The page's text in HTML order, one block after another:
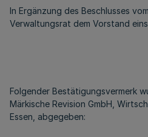
In Ergänzung des Beschlusses
Verwaltungsrat dem Vorstand
Folgender Bestätigungsvermerk
Märkische Revision GmbH,
Essen, abgegeben: